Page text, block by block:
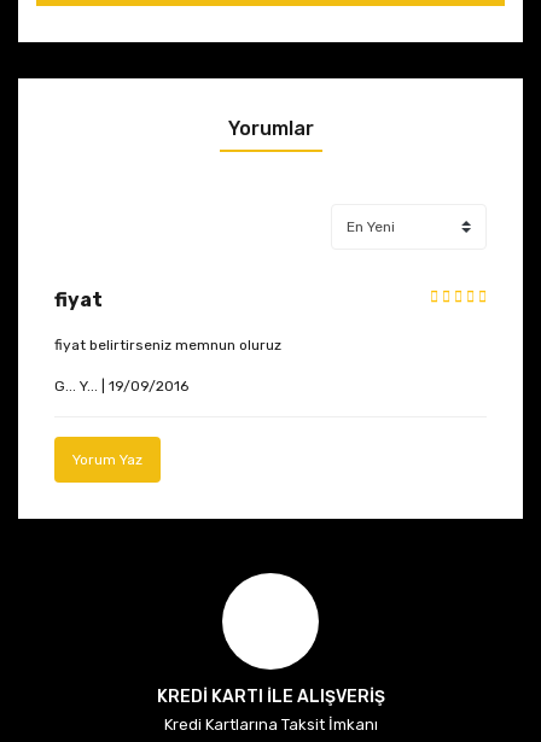
Yorumlar
fiyat
fiyat belirtirseniz memnun oluruz
G... Y... | 19/09/2016
Yorum Yaz
KREDİ KARTI İLE ALIŞVERİŞ
Kredi Kartlarına Taksit İmkanı